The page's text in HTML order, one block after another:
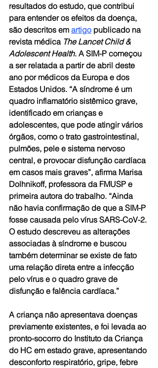
resultados do estudo, que contribui
para entender os efeitos da doença,
são descritos em artigo publicado na
revista médica The Lancet Child &
Adolescent Health. A SIM-P começou
a ser relatada a partir de abril deste
ano por médicos da Europa e dos
Estados Unidos. “A síndrome é um
quadro inflamatório sistêmico grave,
identificado em crianças e
adolescentes, que pode atingir vários
órgãos, como o trato gastrointestinal,
pulmões, pele e sistema nervoso
central, e provocar disfunção cardíaca
em casos mais graves”, afirma Marisa
Dolhnikoff, professora da FMUSP e
primeira autora do trabalho. “Ainda
não havia confirmação de que a SIM-P
fosse causada pelo vírus SARS-CoV-2.
O estudo descreveu as alterações
associadas à síndrome e buscou
também determinar se existe de fato
uma relação direta entre a infecção
pelo vírus e o quadro grave de
disfunção e falência cardíaca.”
A criança não apresentava doenças
previamente existentes, e foi levada ao
pronto-socorro do Instituto da Criança
do HC em estado grave, apresentando
desconforto respiratório, gripe, febre